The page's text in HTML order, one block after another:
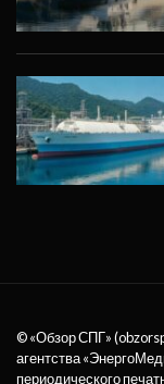
© «Обзор СПГ»
агентства
периодического